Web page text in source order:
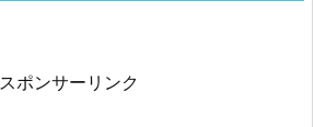
スポンサーリンク